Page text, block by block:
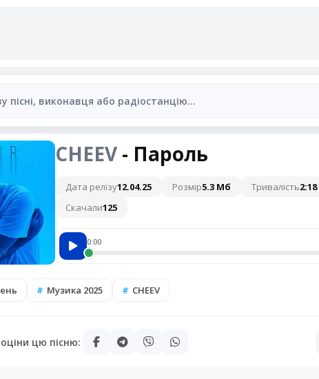
CHEEV - Пароль
Дата релізу12.04.25 Розмір5.3 Мб Тривалість2:18
Скачали125
0:00
Музика 2025 CHEEV
цю пісню: